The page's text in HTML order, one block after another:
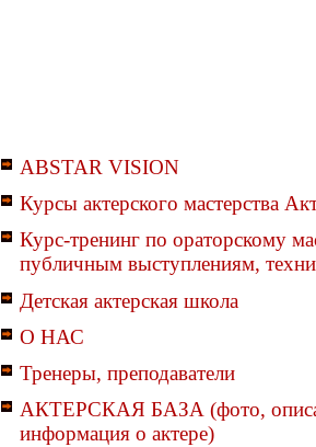
ABSTAR VISION
Курсы актерского мастерства
Курс-тренинг по ораторскому
публичным выступлениям,
Детская актерская школа
О НАС
Тренеры, преподаватели
АКТЕРСКАЯ БАЗА (фото,
информация о актере)